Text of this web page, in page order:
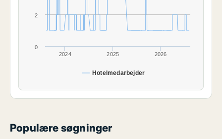
Hotelmedarbejder
2024 2025 2026
0
2
Populære søgninger